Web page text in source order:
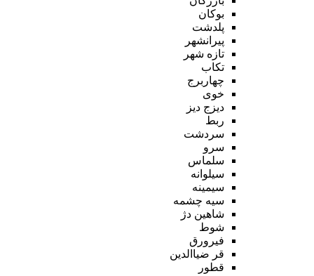
بوکان
پلدشت
پیرانشهر
تازه شهر
تکاب
چهاربرج
خوی
دیزج دیز
ربط
سردشت
سرو
سلماس
سیلوانه
سیمینه
سیه چشمه
شاهین دژ
شوط
فیرورق
قر ضیاالدین
قطور